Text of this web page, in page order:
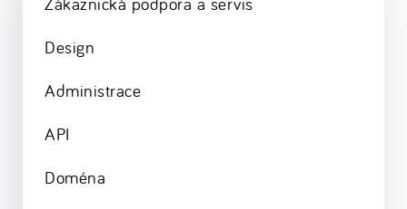
Design
Administrace
API
Doména